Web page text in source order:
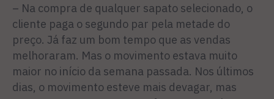
– Na compra de qualquer sapato selecionado, o
cliente paga o segundo par pela metade do
preço. Já faz um bom tempo que as vendas
melhoraram. Mas o movimento estava muito
maior no início da semana passada. Nos últimos
dias, o movimento esteve mais devagar, mas